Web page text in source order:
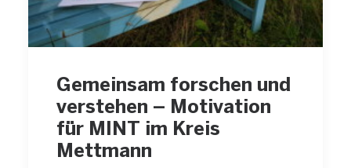
Gemeinsam forschen und
verstehen – Motivation
für MINT im Kreis
Mettmann